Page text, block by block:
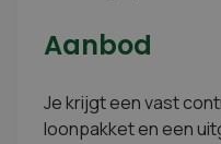
Aanbod
Je krijgt een vast
loonpakket en een